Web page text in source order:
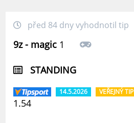
před 84 dny vyhodnotil tip
9z - magic 1
STANDING
14.5.2026 VEŘEJNÝ TIP
1.54